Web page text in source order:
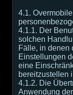
4.1.
4.1.1. Der
solchen
Fälle, in denen
Einstellungen
eine
bereitzustellen
4.1.2. Die
Anwendung